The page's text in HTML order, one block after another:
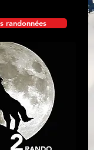
randonnées